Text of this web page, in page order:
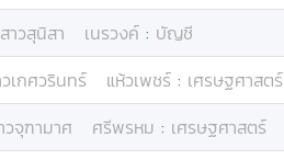
าวสุนิสา เนรวงค์ : บัญชี
เกศวรินทร์ แห้วเพชร์ : เศรษฐศาสตร์
วจุฑามาศ ศรีพรหม : เศรษฐศาสตร์